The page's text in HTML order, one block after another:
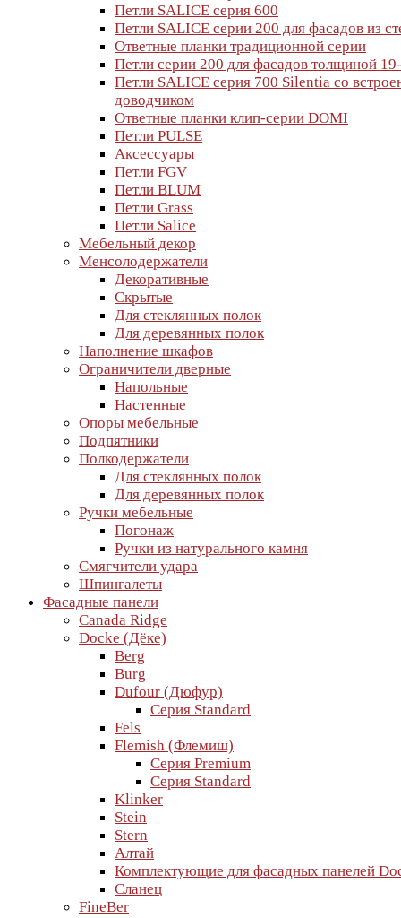
Петли SALICE серия 600
Петли SALICE серии 200 для фасадов из
Ответные планки традиционной серии
Петли серии 200 для фасадов толщиной
Петли SALICE серия 700 Silentia со
доводчиком
Ответные планки клип-серии DOMI
Петли PULSE
Аксессуары
Петли FGV
Петли BLUM
Петли Grass
Петли Salice
Мебельный декор
Менсолодержатели
Декоративные
Скрытые
Для стеклянных полок
Для деревянных полок
Наполнение шкафов
Ограничители дверные
Напольные
Настенные
Опоры мебельные
Подпятники
Полкодержатели
Для стеклянных полок
Для деревянных полок
Ручки мебельные
Погонаж
Ручки из натурального камня
Смягчители удара
Шпингалеты
Фасадные панели
Canada Ridge
Docke (Дёке)
Berg
Burg
Dufour (Дюфур)
Серия Standard
Fels
Flemish (Флемиш)
Серия Premium
Серия Standard
Klinker
Stein
Stern
Алтай
Комплектующие для фасадных панелей
Сланец
FineBer